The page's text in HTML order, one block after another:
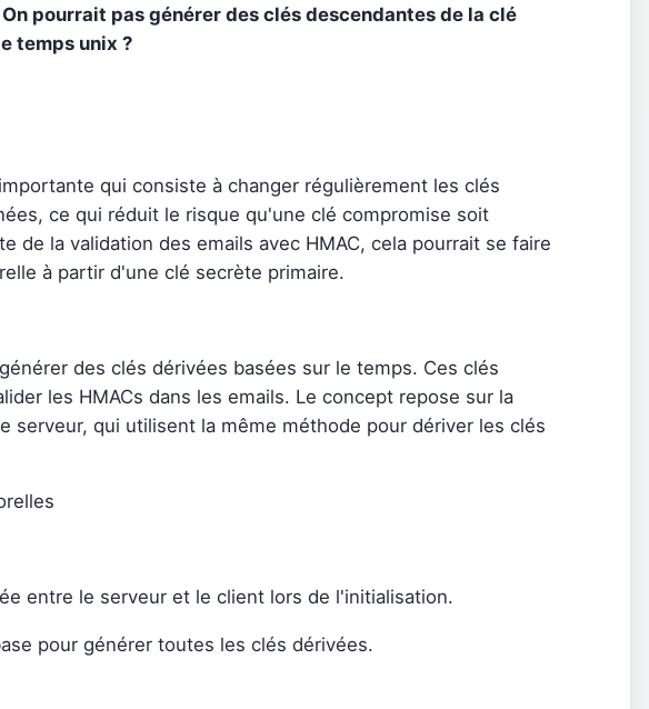
pourrait pas générer des clés descendantes de la clé
temps unix ?
qui consiste à changer régulièrement les clés
ce qui réduit le risque qu'une clé compromise soit
de la validation des emails avec HMAC, cela pourrait se faire
à partir d'une clé secrète primaire.
des clés dérivées basées sur le temps. Ces clés
les HMACs dans les emails. Le concept repose sur la
serveur, qui utilisent la même méthode pour dériver les clés
entre le serveur et le client lors de l'initialisation.
pour générer toutes les clés dérivées.